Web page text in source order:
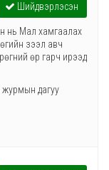
Шийдвэрлэсэн
нь Мал хамгаалах
зээл авч
өр гарч ирээд
журмын дагуу